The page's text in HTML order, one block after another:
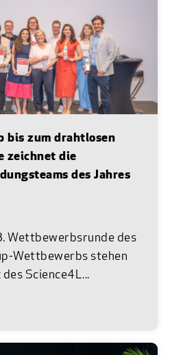
bis zum drahtlosen
zeichnet die
des Jahres
Wettbewerbsrunde des
Wettbewerbs stehen
Science4L...